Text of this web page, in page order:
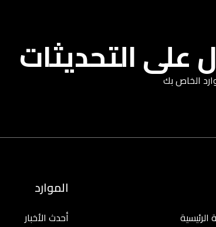
التحديثات
الموارد
أحدث الأخبار